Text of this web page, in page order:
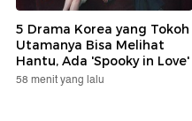
5 Drama Korea yang Tokoh
Utamanya Bisa Melihat
Hantu, Ada 'Spooky in Love'
58 menit yang lalu